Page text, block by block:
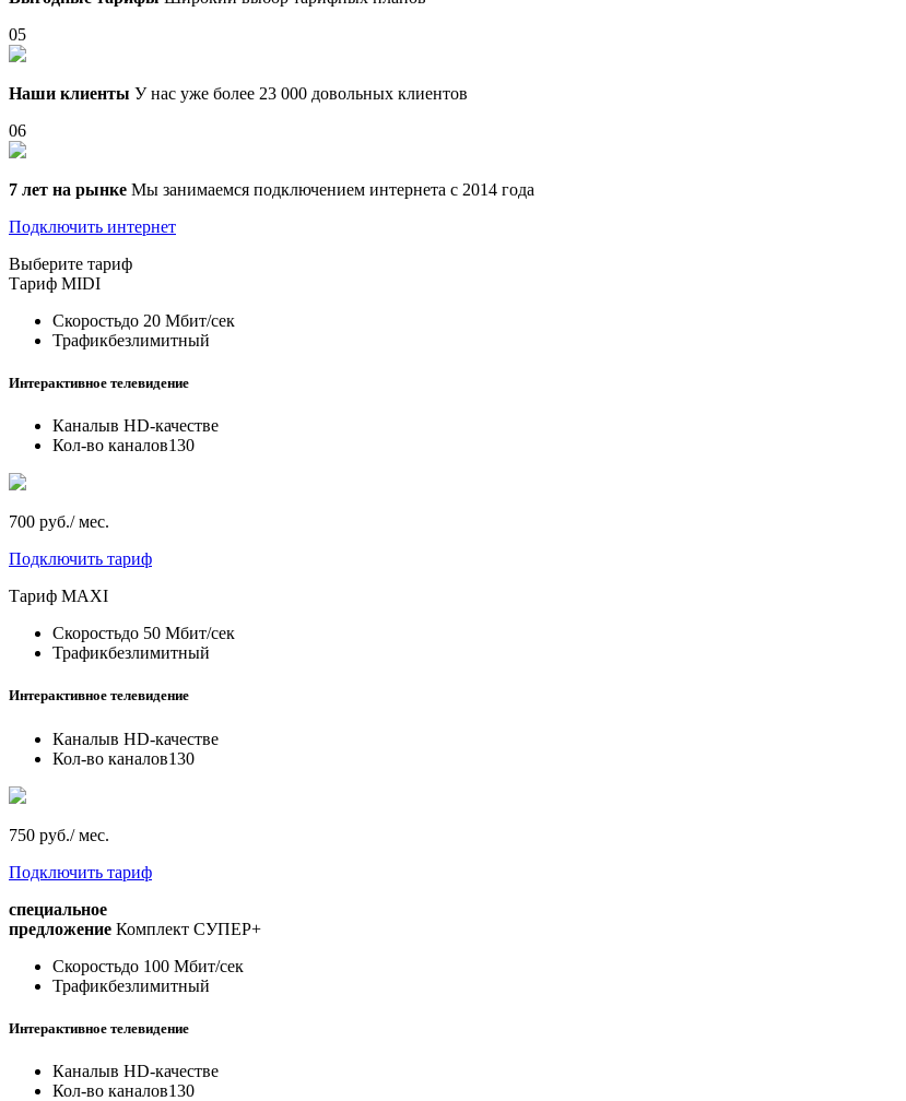
05
Наши клиенты У нас уже более 23 000 довольных клиентов
06
7 лет на рынке Мы занимаемся подключением интернета с 2014 года
Подключить интернет
Выберите тариф
Тариф MIDI
Скоростьдо 20 Мбит/сек
Трафикбезлимитный
Интерактивное телевидение
Каналыв HD-качестве
Кол-во каналов130
700 руб./ мес.
Подключить тариф
Тариф MAXI
Скоростьдо 50 Мбит/сек
Трафикбезлимитный
Интерактивное телевидение
Каналыв HD-качестве
Кол-во каналов130
750 руб./ мес.
Подключить тариф
специальное
предложение Комплект СУПЕР+
Скоростьдо 100 Мбит/сек
Трафикбезлимитный
Интерактивное телевидение
Каналыв HD-качестве
Кол-во каналов130